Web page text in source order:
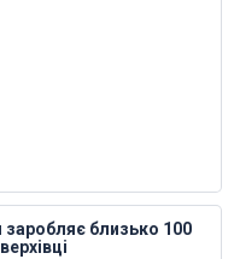
близько 100